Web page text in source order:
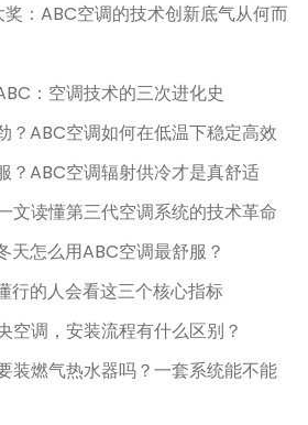
：ABC空调的技术创新底气从何而
：空调技术的三次进化史
？ABC空调如何在低温下稳定高效
？ABC空调辐射供冷才是真舒适
文读懂第三代空调系统的技术革命
天怎么用ABC空调最舒服？
行的人会看这三个核心指标
空调，安装流程有什么区别？
装燃气热水器吗？一套系统能不能